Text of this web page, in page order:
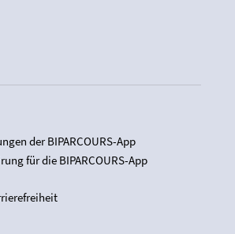
der BIPARCOURS-App
für die BIPARCOURS-App